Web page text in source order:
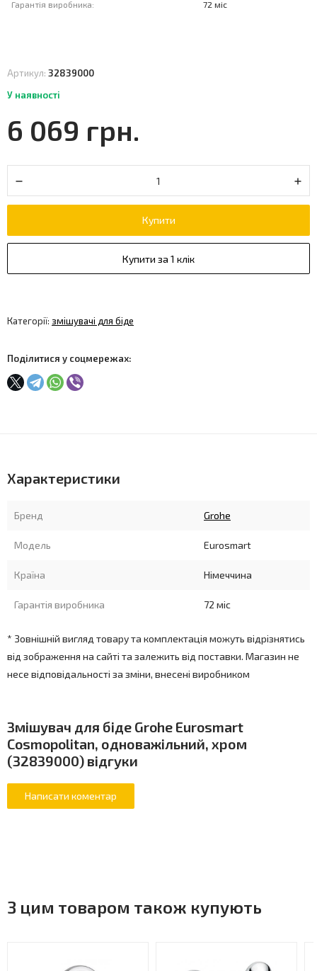
Гарантія виробника: 72 міс
Артикул: 32839000
У наявності
6 069 грн.
Купити
Купити за 1 клік
Категорії: змішувачі для біде
Поділитися у соцмережах:
Характеристики
Бренд Grohe
Модель Eurosmart
Країна Німеччина
Гарантія виробника 72 міс
* Зовнішній вигляд товару та комплектація можуть відрізнятись
від зображення на сайті та залежить від поставки. Магазин не
несе відповідальності за зміни, внесені виробником
Змішувач для біде Grohe Eurosmart
Cosmopolitan, одноважільний, хром
(32839000) відгуки
З цим товаром також купують